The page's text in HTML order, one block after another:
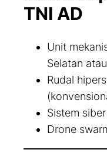
TNI AD
Unit
Selatan
Rudal
Sistem
Drone